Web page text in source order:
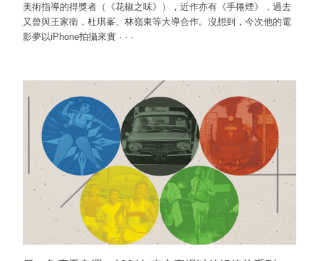
美術指導的得獎者（《花椒之味》），近作亦有《手捲煙》，過去
又曾與王家衛，杜琪峯、林嶺東等大導合作。沒想到，今次他的電
影夢以iPhone拍攝來實 · · ·